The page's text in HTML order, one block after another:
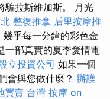
騙拉斯維加斯。 月光
整復推拿 后里按摩推
乎每一分鐘的彩色金
一部真實的夏季愛情電
立投資公司 如果一個
會與您做什麼？ 辦護
買賣 台灣 按摩 on